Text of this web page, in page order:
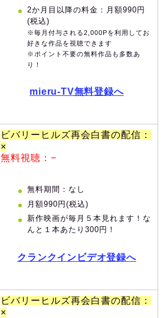
2か月目以降の料金：月額990円
(税込)
※毎月付与される2,000Pを利用してお
好きな作品を視聴できます
※ポイント不要の無料作品も多数あ
り！
mieru-TV無料登録へ
ビバリーヒルズ再会白書の配信：
×
無料視聴：−
無料期間：なし
月額990円(税込)
新作映画が毎月５本見れます！な
んと１本あたり300円！
クランクインビデオ登録へ
ビバリーヒルズ再会白書の配信：
×